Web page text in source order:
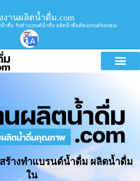
งานผลิตน้ำดื่ม.com
น้ำดื่ม รับทำแบรนด์น้ำดื่ม ผลิตน้ำดื่มติดแบรนด์ของคุณ
ร้างทำแบรนด์น้ำดื่ม ผลิตน้ำดื่ม
ใน